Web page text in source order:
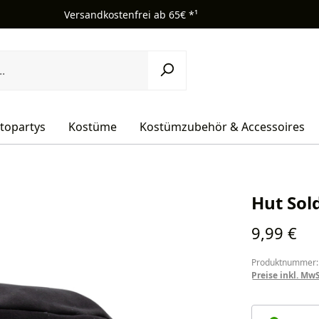
Versandkostenfrei ab 65€ *¹
Kostüme Kostümzubehör & Accessoires
Hut
Regulärer
9,99 €
Preise inkl.